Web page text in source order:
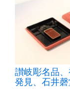
讃岐彫名品
発見、石井